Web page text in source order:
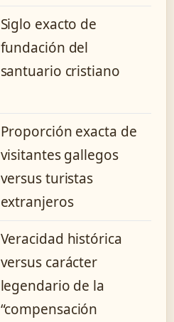
Siglo exacto de
fundación del
santuario cristiano
Proporción exacta de
visitantes gallegos
versus turistas
extranjeros
Veracidad histórica
versus carácter
legendario de la
“compensación